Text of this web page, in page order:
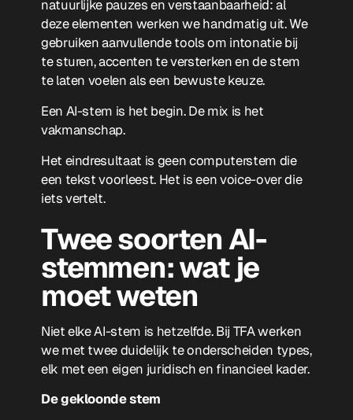
natuurlijke pauzes en verstaanbaarheid: al
deze elementen werken we handmatig uit. We
gebruiken aanvullende tools om intonatie bij
te sturen, accenten te versterken en de stem
te laten voelen als een bewuste keuze.
Een AI-stem is het begin. De mix is het
vakmanschap.
Het eindresultaat is geen computerstem die
een tekst voorleest. Het is een voice-over die
iets vertelt.
Twee soorten AI-
stemmen: wat je
moet weten
Niet elke AI-stem is hetzelfde. Bij TFA werken
we met twee duidelijk te onderscheiden types,
elk met een eigen juridisch en financieel kader.
De gekloonde stem